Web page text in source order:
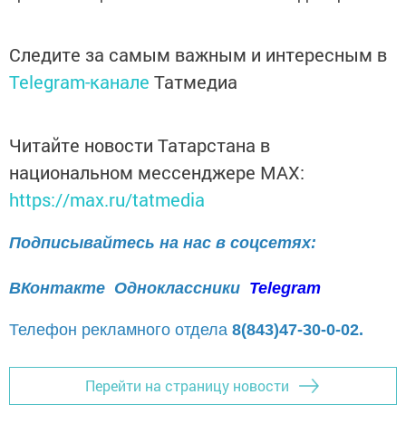
Следите за самым важным и интересным в
Telegram-канале Татмедиа
Читайте новости Татарстана в
национальном мессенджере MАХ:
https://max.ru/tatmedia
Подписывайтесь на нас в соцсетях:
ВКонтакте Одноклассники Telegram
Телефон рекламного отдела 8(843)47-30-0-02.
Перейти на страницу новости